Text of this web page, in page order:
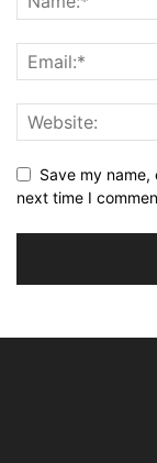
Save my
next time I